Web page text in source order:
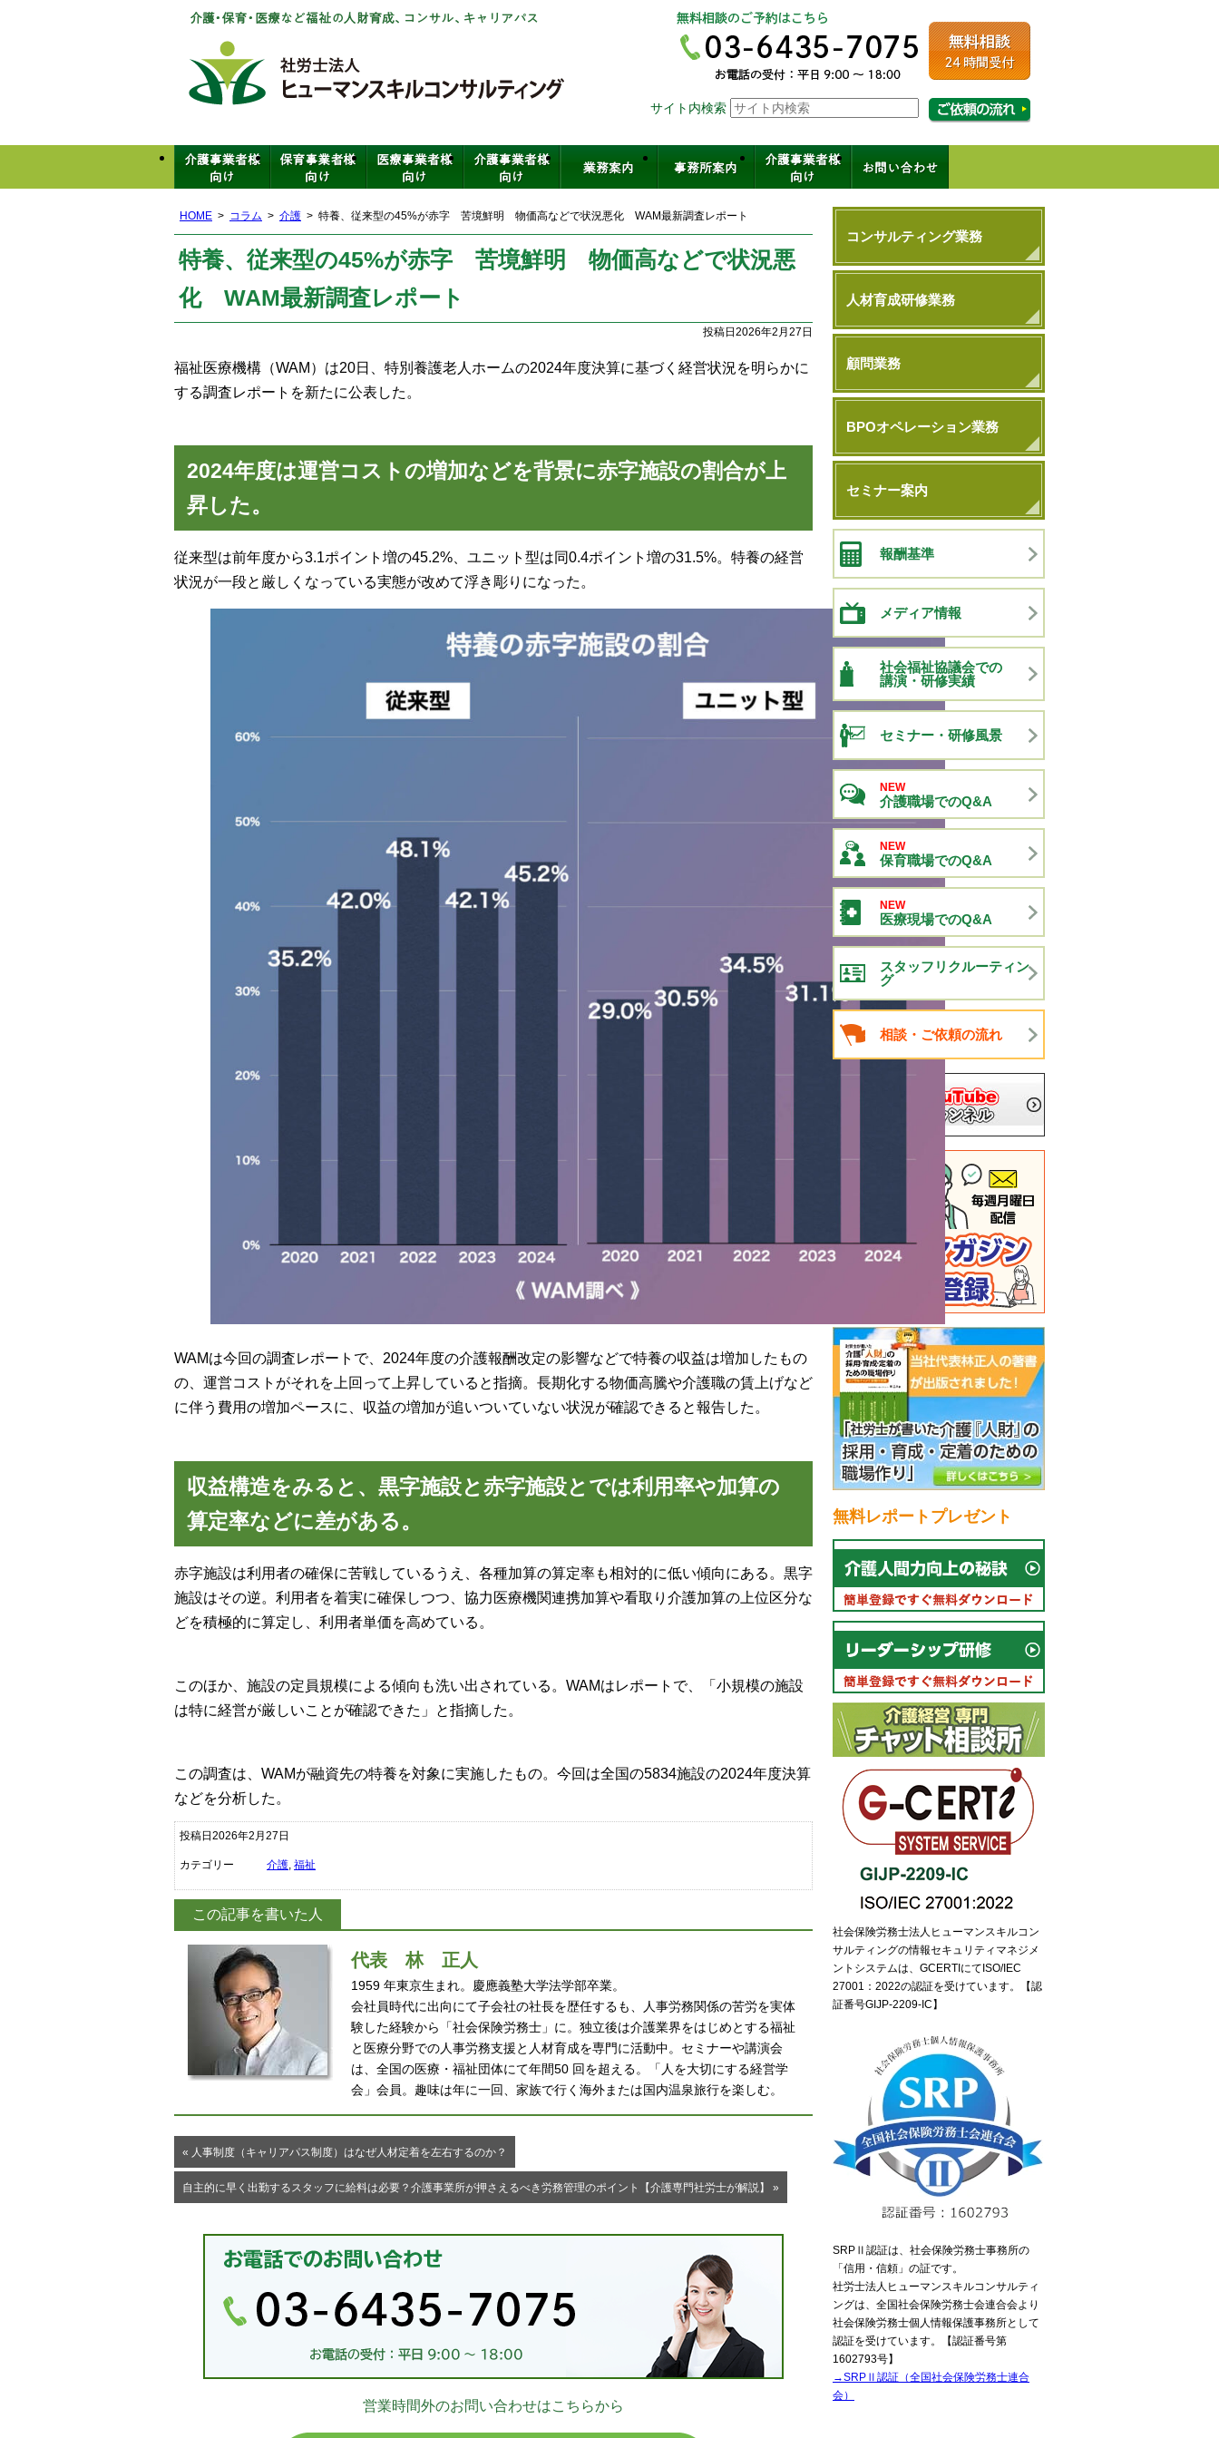
社会保険労務士法人ヒューマンスキルコンサルティング
介護・保育・医療など福祉の人材育成、コンサル、キャリアパス
サイト内検索
HOME コラム 介護 特養、従来型の45%が赤字 苦境鮮明 物価高などで状況悪化 WAM最新調査レポート
特養、従来型の45%が赤字 苦境鮮明 物価高などで状況悪
化 WAM最新調査レポート
投稿日2026年2月27日
福祉医療機構（WAM）は20日、特別養護老人ホームの2024年度決算に基づく経営状況を明らかに
する調査レポートを新たに公表した。
2024年度は運営コストの増加などを背景に赤字施設の割合が上
昇した。
従来型は前年度から3.1ポイント増の45.2%、ユニット型は同0.4ポイント増の31.5%。特養の経営
状況が一段と厳しくなっている実態が改めて浮き彫りになった。
WAMは今回の調査レポートで、2024年度の介護報酬改定の影響などで特養の収益は増加したもの
の、運営コストがそれを上回って上昇していると指摘。長期化する物価高騰や介護職の賃上げなど
に伴う費用の増加ペースに、収益の増加が追いついていない状況が確認できると報告した。
収益構造をみると、黒字施設と赤字施設とでは利用率や加算の
算定率などに差がある。
赤字施設は利用者の確保に苦戦しているうえ、各種加算の算定率も相対的に低い傾向にある。黒字
施設はその逆。利用者を着実に確保しつつ、協力医療機関連携加算や看取り介護加算の上位区分な
どを積極的に算定し、利用者単価を高めている。
このほか、施設の定員規模による傾向も洗い出されている。WAMはレポートで、「小規模の施設
は特に経営が厳しいことが確認できた」と指摘した。
この調査は、WAMが融資先の特養を対象に実施したもの。今回は全国の5834施設の2024年度決算
などを分析した。
投稿日2026年2月27日
カテゴリー 介護, 福祉
この記事を書いた人
代表 林 正人
1959 年東京生まれ。慶應義塾大学法学部卒業。
会社員時代に出向にて子会社の社長を歴任するも、人事労務関係の苦労を実体
験した経験から「社会保険労務士」に。独立後は介護業界をはじめとする福祉
と医療分野での人事労務支援と人材育成を専門に活動中。セミナーや講演会
は、全国の医療・福祉団体にて年間50 回を超える。「人を大切にする経営学
会」会員。趣味は年に一回、家族で行く海外または国内温泉旅行を楽しむ。
« 人事制度（キャリアパス制度）はなぜ人材定着を左右するのか？
自主的に早く出勤するスタッフに給料は必要？介護事業所が押さえるべき労務管理のポイント【介護専門社労士が解説】 »
お電話でのお問い合わせ
営業時間外のお問い合わせはこちらから
コンサルティング業務
人材育成研修業務
顧問業務
BPOオペレーション業務
セミナー案内
報酬基準
メディア情報
社会福祉協議会での
講演・研修実績
セミナー・研修風景
NEW
介護職場でのQ&A
NEW
保育職場でのQ&A
NEW
医療現場でのQ&A
スタッフリクルーティン
グ
相談・ご依頼の流れ
無料レポートプレゼント
社会保険労務士法人ヒューマンスキルコン
サルティングの情報セキュリティマネジメ
ントシステムは、GCERTIにてISO/IEC
27001：2022の認証を受けています。【認
証番号GIJP-2209-IC】
SRPⅡ認証は、社会保険労務士事務所の
「信用・信頼」の証です。
社労士法人ヒューマンスキルコンサルティ
ングは、全国社会保険労務士会連合会より
社会保険労務士個人情報保護事務所として
認証を受けています。【認証番号第
1602793号】
→SRPⅡ認証（全国社会保険労務士連合
会）